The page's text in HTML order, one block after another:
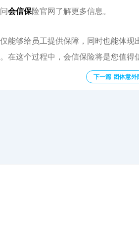
会信保险官网了解更多信息。
能够给员工提供保障，同时也能体现
在这个过程中，会信保险将是您值得